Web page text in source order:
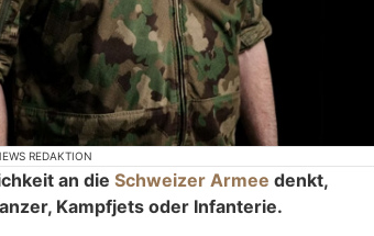
REDAKTION
an die Schweizer Armee denkt,
Kampfjets oder Infanterie.